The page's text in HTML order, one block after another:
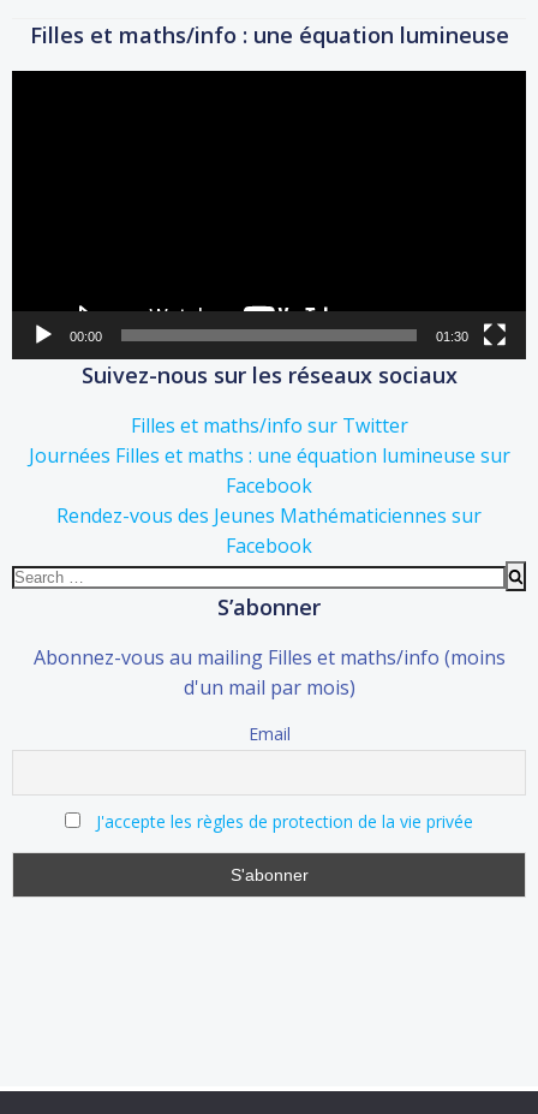
Filles et maths/info : une équation lumineuse
00:00 01:30
Suivez-nous sur les réseaux sociaux
Filles et maths/info sur Twitter
Journées Filles et maths : une équation lumineuse sur
Facebook
Rendez-vous des Jeunes Mathématiciennes sur
Facebook
Search
S’abonner
Abonnez-vous au mailing Filles et maths/info (moins
d'un mail par mois)
Email
J'accepte les règles de protection de la vie privée